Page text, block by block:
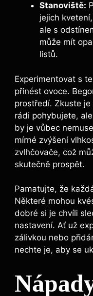
Stanoviště:
jejich
ale s
může mít
listů.
Experimentovat s
přinést ovoce.
prostředí. Zkuste
rádi pohybujete,
by je vůbec
mírné zvýšení
zvlhčovače, což
skutečně prospět.
Pamatujte, že
Některé mohou
dobré si je chvíli
nastavení. Ať už
zálivkou nebo
nechte je, aby se